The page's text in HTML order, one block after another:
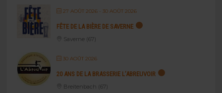
27 AOÛT 2026- 30 AOÛT 2026
FÊTE DE LA BIÈRE DE SAVERNE
Saverne (67)
30 AOÛT 2026
20 ANS DE LA BRASSERIE L’ABREUVOIR
Breitenbach (67)